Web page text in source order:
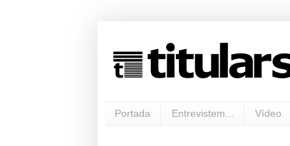
Portada Entrevistem... Vídeo